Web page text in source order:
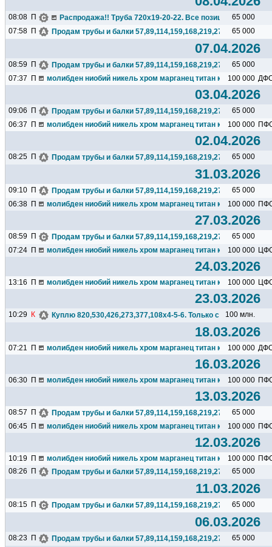
08:08 П Распродажа!! Труба 720х19-20-22. Все позиции 65000 с
65 000
07:58 П Продам трубы и балки 65 000
07.04.2026
08:59 П Продам трубы и балки
65 000
07:37
П молибден ниобий никель хром марганец титан кремний чугун
100 000
03.04.2026
09:06 П Продам трубы и балки
65 000
06:37
П молибден ниобий никель хром марганец титан кремний чугун
100 000
02.04.2026
08:25 П Продам трубы и балки 65 000
31.03.2026
09:10 П Продам трубы и балки
65 000
06:38 П молибден ниобий никель хром марганец титан кремний чугун
100 000
27.03.2026
08:59 П Продам трубы и балки
65 000
07:24 П молибден ниобий никель хром марганец титан кремний чугун
100 000
24.03.2026
13:16 П молибден ниобий никель хром марганец титан кремний чугун
100 000
23.03.2026
10:29 К Куплю 820,530,426,273,377,108х4-5-6. Только с НДС.100 млн.
18.03.2026
07:21 П молибден ниобий никель хром марганец титан кремний чугун
100 000
16.03.2026
06:30 П молибден ниобий никель хром марганец титан кремний чугун
100 000
13.03.2026
08:57 П Продам трубы и балки
65 000
06:45 П молибден ниобий никель хром марганец титан кремний чугун
100 000
12.03.2026
10:19 П молибден ниобий никель хром марганец титан кремний чугун
100 000
08:26
П Продам трубы и балки 65 000
11.03.2026
08:15 П Продам трубы и балки 65 000
06.03.2026
08:23 П Продам трубы и балки 65 000